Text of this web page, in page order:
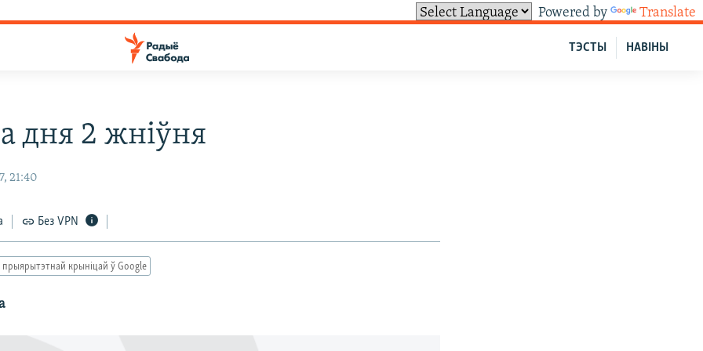
Powered by Translate
НАВІНЫ
ТЭСТЫ
дня 2 жніўня
21:40
Без VPN
прыярытэтнай крыніцай ў Google